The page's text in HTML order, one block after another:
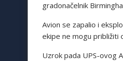
gradonačelnik
Avion se zapalio i
ekipe ne mogu približiti
Uzrok pada UPS-ovog